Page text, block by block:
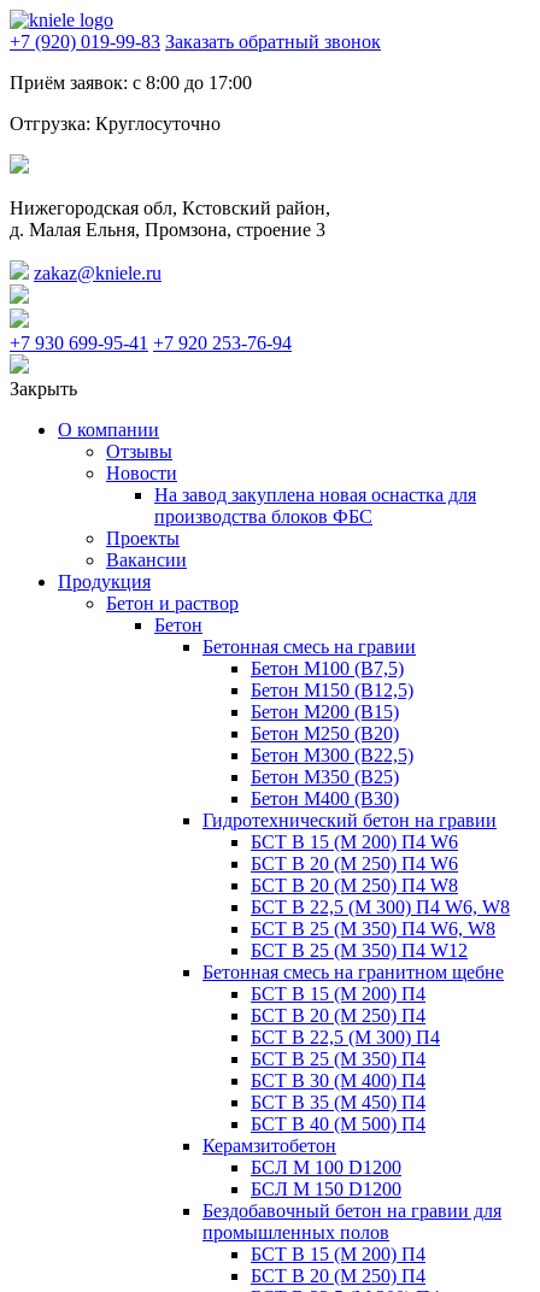
+7 (920) 019-99-83 Заказать обратный звонок
Приём заявок: с 8:00 до 17:00
Отгрузка: Круглосуточно
Нижегородская обл, Кстовский район,
д. Малая Ельня, Промзона, строение 3
zakaz@kniele.ru
+7 930 699-95-41 +7 920 253-76-94
Закрыть
О компании
Отзывы
Новости
На завод закуплена новая оснастка для
производства блоков ФБС
Проекты
Вакансии
Продукция
Бетон и раствор
Бетон
Бетонная смесь на гравии
Бетон М100 (В7,5)
Бетон М150 (В12,5)
Бетон М200 (В15)
Бетон М250 (В20)
Бетон М300 (В22,5)
Бетон М350 (В25)
Бетон М400 (В30)
Гидротехнический бетон на гравии
БСТ В 15 (М 200) П4 W6
БСТ В 20 (М 250) П4 W6
БСТ В 20 (М 250) П4 W8
БСТ В 22,5 (М 300) П4 W6, W8
БСТ В 25 (М 350) П4 W6, W8
БСТ В 25 (М 350) П4 W12
Бетонная смесь на гранитном щебне
БСТ В 15 (М 200) П4
БСТ В 20 (М 250) П4
БСТ В 22,5 (М 300) П4
БСТ В 25 (М 350) П4
БСТ В 30 (М 400) П4
БСТ В 35 (М 450) П4
БСТ В 40 (М 500) П4
Керамзитобетон
БСЛ М 100 D1200
БСЛ М 150 D1200
Бездобавочный бетон на гравии для
промышленных полов
БСТ В 15 (М 200) П4
БСТ В 20 (М 250) П4